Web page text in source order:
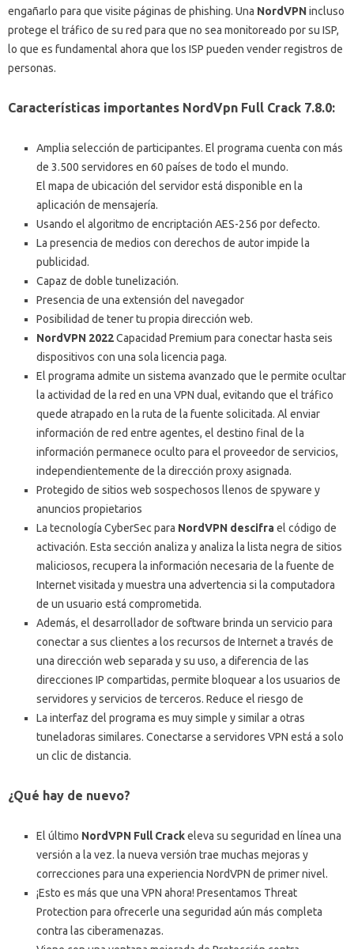
engañarlo para que visite páginas de phishing. Una NordVPNincluso
protege el tráfico de su red para que no sea monitoreado por su ISP,
lo que es fundamental ahora que los ISP pueden vender registros de
personas.
Características importantes NordVpn Full Crack 7.8.0:
Amplia selección de participantes. El programa cuenta con más
de 3.500 servidores en 60 países de todo el mundo.
El mapa de ubicación del servidor está disponible en la
aplicación de mensajería.
Usando el algoritmo de encriptación AES-256 por defecto.
La presencia de medios con derechos de autor impide la
publicidad.
Capaz de doble tunelización.
Presencia de una extensión del navegador
Posibilidad de tener tu propia dirección web.
NordVPN 2022Capacidad Premium para conectar hasta seis
dispositivos con una sola licencia paga.
El programa admite un sistema avanzado que le permite ocultar
la actividad de la red en una VPN dual, evitando que el tráfico
quede atrapado en la ruta de la fuente solicitada. Al enviar
información de red entre agentes, el destino final de la
información permanece oculto para el proveedor de servicios,
independientemente de la dirección proxy asignada.
Protegido de sitios web sospechosos llenos de spyware y
anuncios propietarios
La tecnología CyberSec para NordVPN descifrael código de
activación. Esta sección analiza y analiza la lista negra de sitios
maliciosos, recupera la información necesaria de la fuente de
Internet visitada y muestra una advertencia si la computadora
de un usuario está comprometida.
Además, el desarrollador de software brinda un servicio para
conectar a sus clientes a los recursos de Internet a través de
una dirección web separada y su uso, a diferencia de las
direcciones IP compartidas, permite bloquear a los usuarios de
servidores y servicios de terceros. Reduce el riesgo de
La interfaz del programa es muy simple y similar a otras
tuneladoras similares. Conectarse a servidores VPN está a solo
un clic de distancia.
¿Qué hay de nuevo?
El último NordVPN Full Crackeleva su seguridad en línea una
versión a la vez. la nueva versión trae muchas mejoras y
correcciones para una experiencia NordVPN de primer nivel.
¡Esto es más que una VPN ahora! Presentamos Threat
Protection para ofrecerle una seguridad aún más completa
contra las ciberamenazas.